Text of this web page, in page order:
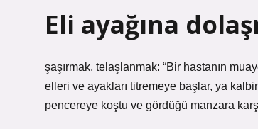
Eli ayağına
şaşırmak, telaşlanmak: “Bir hastanın
elleri ve ayakları titremeye başlar, ya
pencereye koştu ve gördüğü manzara